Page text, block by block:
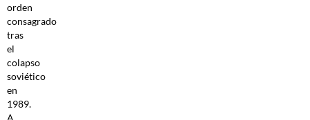
orden
consagrado
tras
el
colapso
soviético
en
1989.
A